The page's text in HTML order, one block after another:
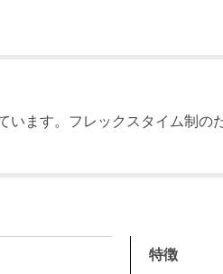
います。フレックスタイム制の
特徴